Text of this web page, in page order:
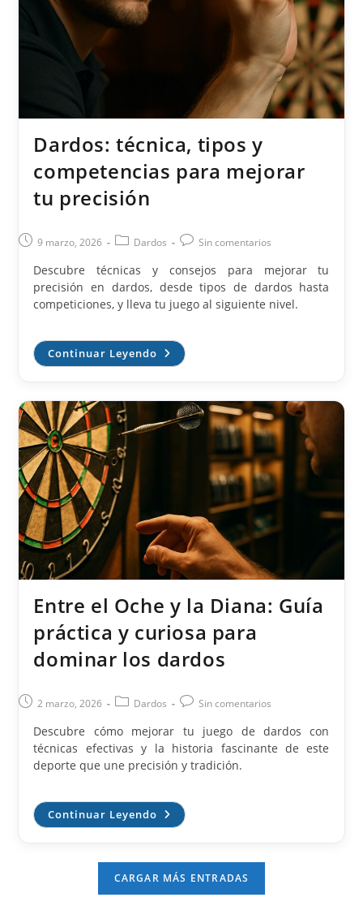
Dardos: técnica, tipos y
competencias para mejorar
tu precisión
Publicación
entrada:
9 marzo, 2026
Categoría
la
entrada:
Dardos
Comentarios
la
entrada:
Sin comentarios
Descubre técnicas y consejos para mejorar tu
precisión en dardos, desde tipos de dardos hasta
competiciones, y lleva tu juego al siguiente nivel.
Continuar Leyendo Dardos:
Técnica,
Y
Competencias
Para
Mejorar
Tu
Entre el Oche y la Diana: Guía
práctica y curiosa para
dominar los dardos
Publicación
entrada:
2 marzo, 2026
Categoría
la
entrada:
Dardos
Comentarios
la
entrada:
Sin comentarios
Descubre cómo mejorar tu juego de dardos con
técnicas efectivas y la historia fascinante de este
deporte que une precisión y tradición.
Continuar Leyendo Entre
El
Y
La
Diana:
Guía
Práctica
CARGAR MÁS ENTRADAS